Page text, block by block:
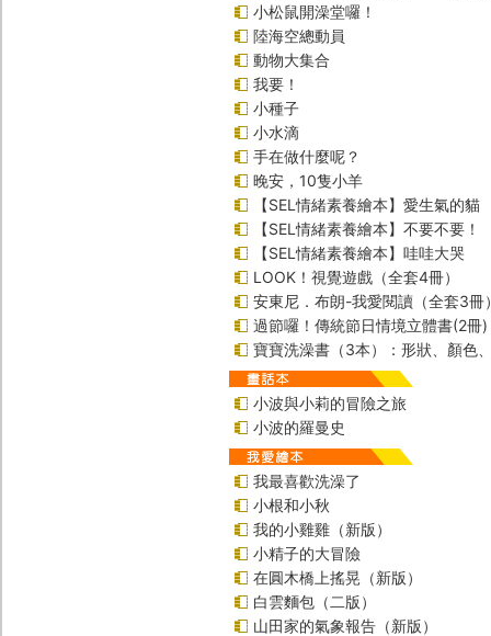
小松鼠開澡堂囉！
陸海空總動員
動物大集合
我要！
小種子
小水滴
手在做什麼呢？
晚安，10隻小羊
【SEL情緒素養繪本】愛生氣的貓
【SEL情緒素養繪本】不要不要！
【SEL情緒素養繪本】哇哇大哭
LOOK！視覺遊戲（全套4冊）
安東尼．布朗-我愛閱讀（全套3冊
過節囉！傳統節日情境立體書(2冊)
寶寶洗澡書（3本）：形狀、顏色
小波與小莉的冒險之旅
小波的羅曼史
我最喜歡洗澡了
小根和小秋
我的小雞雞（新版）
小精子的大冒險
在圓木橋上搖晃（新版）
白雲麵包（二版）
山田家的氣象報告（新版）